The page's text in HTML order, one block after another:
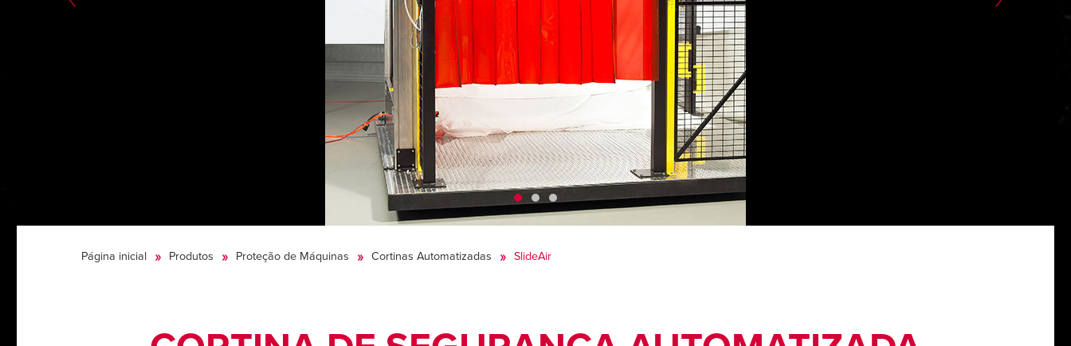
Página inicial Produtos Proteção de Máquinas Cortinas Automatizadas SlideAir